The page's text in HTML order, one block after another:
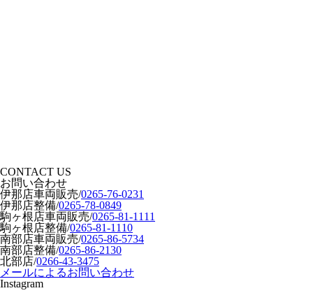
CONTACT US
お問い合わせ
伊那店車両販売/0265-76-0231
伊那店整備/0265-78-0849
駒ヶ根店車両販売/0265-81-1111
駒ヶ根店整備/0265-81-1110
南部店車両販売/0265-86-5734
南部店整備/0265-86-2130
北部店/0266-43-3475
メールによるお問い合わせ
Instagram